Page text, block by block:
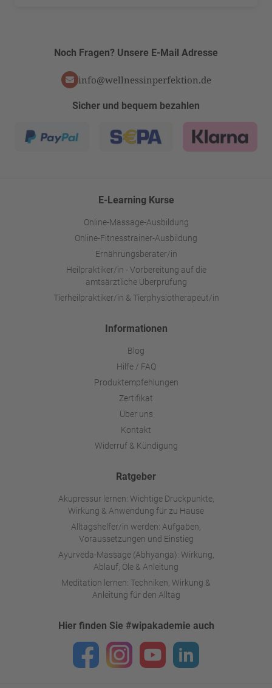
Sicher und bequem bezahlen
Noch Fragen? Unsere E-Mail Adresse
info@wellnessinperfektion.de
E-Learning Kurse
Online-Massage-Ausbildung
Online-Fitnesstrainer-Ausbildung
Ernährungsberater/in
Heilpraktiker/in - Vorbereitung auf die
amtsärztliche Überprüfung
Tierheilpraktiker/in & Tierphysiotherapeut/in
Informationen
Blog
Hilfe / FAQ
Produktempfehlungen
Zertifikat
Über uns
Kontakt
Widerruf & Kündigung
Ratgeber
Akupressur lernen: Wichtige Druckpunkte,
Wirkung & Anwendung für zu Hause
Alltagshelfer/in werden: Aufgaben,
Voraussetzungen und Einstieg
Ayurveda-Massage (Abhyanga): Wirkung,
Ablauf, Öle & Anleitung
Meditation lernen: Techniken, Wirkung &
Anleitung für den Alltag
Hier finden Sie #wipakademie auch